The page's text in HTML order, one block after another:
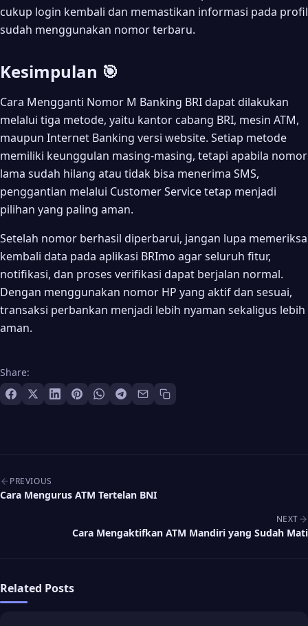
cukup login kembali dan memastikan informasi pada profil
sudah menggunakan nomor terbaru.
Kesimpulan 🎯
Cara Mengganti Nomor M Banking BRI dapat dilakukan
melalui tiga metode, yaitu kantor cabang BRI, mesin ATM,
maupun Internet Banking versi website. Setiap metode
memiliki keunggulan masing-masing, tetapi apabila nomor
lama sudah hilang atau tidak bisa menerima SMS,
penggantian melalui Customer Service tetap menjadi
pilihan yang paling aman.
Setelah nomor berhasil diperbarui, jangan lupa memeriksa
kembali data pada aplikasi BRImo agar seluruh fitur,
notifikasi, dan proses verifikasi dapat berjalan normal.
Dengan menggunakan nomor HP yang aktif dan sesuai,
transaksi perbankan menjadi lebih nyaman sekaligus lebih
aman.
Share:
Post navigation
PREVIOUS
Cara Mengurus ATM Tertelan BNI
NEXT
Cara Mengaktifkan ATM Mandiri yang Sudah Mati
Related Posts